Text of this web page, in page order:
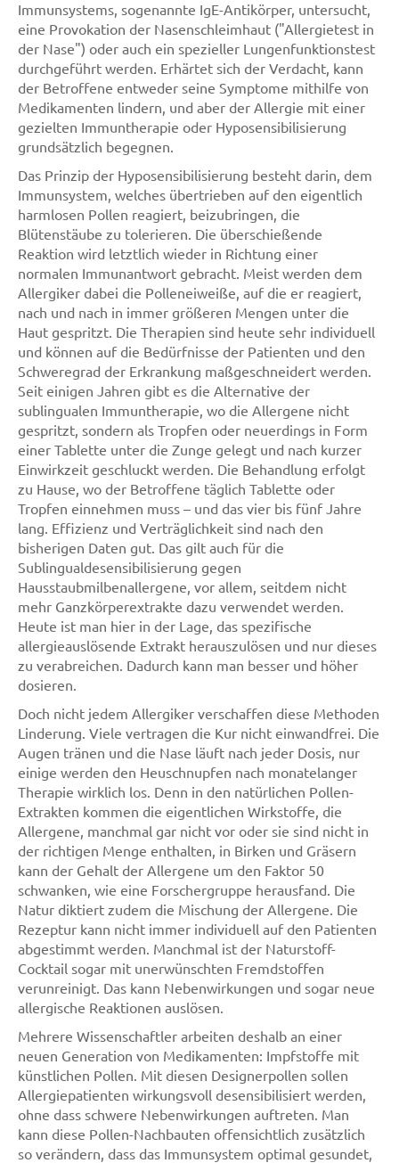
Immunsystems, sogenannte IgE-Antikörper, untersucht,
eine Provokation der Nasenschleimhaut ("Allergietest in
der Nase") oder auch ein spezieller Lungenfunktionstest
durchgeführt werden. Erhärtet sich der Verdacht, kann
der Betroffene entweder seine Symptome mithilfe von
Medikamenten lindern, und aber der Allergie mit einer
gezielten Immuntherapie oder Hyposensibilisierung
grundsätzlich begegnen.
Das Prinzip der Hyposensibilisierung besteht darin, dem
Immunsystem, welches übertrieben auf den eigentlich
harmlosen Pollen reagiert, beizubringen, die
Blütenstäube zu tolerieren. Die überschießende
Reaktion wird letztlich wieder in Richtung einer
normalen Immunantwort gebracht. Meist werden dem
Allergiker dabei die Polleneiweiße, auf die er reagiert,
nach und nach in immer größeren Mengen unter die
Haut gespritzt. Die Therapien sind heute sehr individuell
und können auf die Bedürfnisse der Patienten und den
Schweregrad der Erkrankung maßgeschneidert werden.
Seit einigen Jahren gibt es die Alternative der
sublingualen Immuntherapie, wo die Allergene nicht
gespritzt, sondern als Tropfen oder neuerdings in Form
einer Tablette unter die Zunge gelegt und nach kurzer
Einwirkzeit geschluckt werden. Die Behandlung erfolgt
zu Hause, wo der Betroffene täglich Tablette oder
Tropfen einnehmen muss – und das vier bis fünf Jahre
lang. Effizienz und Verträglichkeit sind nach den
bisherigen Daten gut. Das gilt auch für die
Sublingualdesensibilisierung gegen
Hausstaubmilbenallergene, vor allem, seitdem nicht
mehr Ganzkörperextrakte dazu verwendet werden.
Heute ist man hier in der Lage, das spezifische
allergieauslösende Extrakt herauszulösen und nur dieses
zu verabreichen. Dadurch kann man besser und höher
dosieren.
Doch nicht jedem Allergiker verschaffen diese Methoden
Linderung. Viele vertragen die Kur nicht einwandfrei. Die
Augen tränen und die Nase läuft nach jeder Dosis, nur
einige werden den Heuschnupfen nach monatelanger
Therapie wirklich los. Denn in den natürlichen Pollen-
Extrakten kommen die eigentlichen Wirkstoffe, die
Allergene, manchmal gar nicht vor oder sie sind nicht in
der richtigen Menge enthalten, in Birken und Gräsern
kann der Gehalt der Allergene um den Faktor 50
schwanken, wie eine Forschergruppe herausfand. Die
Natur diktiert zudem die Mischung der Allergene. Die
Rezeptur kann nicht immer individuell auf den Patienten
abgestimmt werden. Manchmal ist der Naturstoff-
Cocktail sogar mit unerwünschten Fremdstoffen
verunreinigt. Das kann Nebenwirkungen und sogar neue
allergische Reaktionen auslösen.
Mehrere Wissenschaftler arbeiten deshalb an einer
neuen Generation von Medikamenten: Impfstoffe mit
künstlichen Pollen. Mit diesen Designerpollen sollen
Allergiepatienten wirkungsvoll desensibilisiert werden,
ohne dass schwere Nebenwirkungen auftreten. Man
kann diese Pollen-Nachbauten offensichtlich zusätzlich
so verändern, dass das Immunsystem optimal gesundet,